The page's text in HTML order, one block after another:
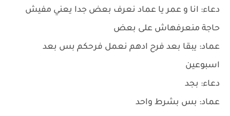
دعاء: انا و عمر يا عماد نعرف بعض جدا يعني مفيش
حاجة منعرفهاش على بعض
عماد: يبقا بعد فرح ادهم نعمل فرحكم بس بعد
اسبوعين
دعاء: بجد
عماد: بس بشرط واحد